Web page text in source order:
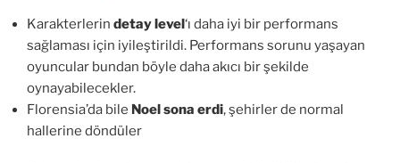
Karakterlerin detay level‘ı daha iyi bir performans
sağlaması için iyileştirildi. Performans sorunu yaşayan
oyuncular bundan böyle daha akıcı bir şekilde
oynayabilecekler.
Florensia’da bile Noel sona erdi, şehirler de normal
hallerine döndüler